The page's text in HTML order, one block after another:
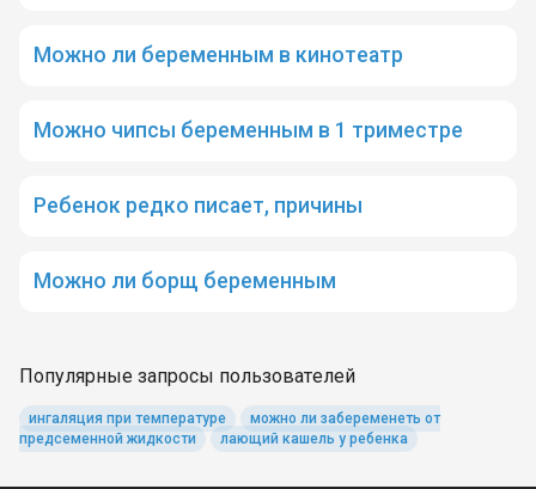
Можно ли беременным в кинотеатр
Можно чипсы беременным в 1 триместре
Ребенок редко писает, причины
Можно ли борщ беременным
Популярные запросы пользователей
ингаляция при температуре
можно ли забеременеть от
предсеменной жидкости
лающий кашель у ребенка